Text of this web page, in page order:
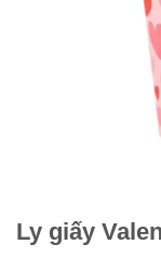
Ly giấy